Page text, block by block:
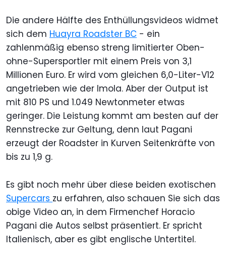
Die andere Hälfte des Enthüllungsvideos widmet
sich dem Huayra Roadster BC - ein
zahlenmäßig ebenso streng limitierter Oben-
ohne-Supersportler mit einem Preis von 3,1
Millionen Euro. Er wird vom gleichen 6,0-Liter-V12
angetrieben wie der Imola. Aber der Output ist
mit 810 PS und 1.049 Newtonmeter etwas
geringer. Die Leistung kommt am besten auf der
Rennstrecke zur Geltung, denn laut Pagani
erzeugt der Roadster in Kurven Seitenkräfte von
bis zu 1,9 g.
Es gibt noch mehr über diese beiden exotischen
Supercars zu erfahren, also schauen Sie sich das
obige Video an, in dem Firmenchef Horacio
Pagani die Autos selbst präsentiert. Er spricht
Italienisch, aber es gibt englische Untertitel.